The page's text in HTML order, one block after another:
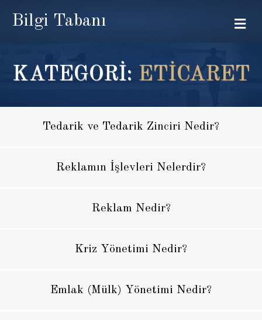
Bilgi Tabanı
KATEGORİ: ETICARET
Tedarik ve Tedarik Zinciri Nedir?
Reklamın İşlevleri Nelerdir?
Reklam Nedir?
Kriz Yönetimi Nedir?
Emlak (Mülk) Yönetimi Nedir?